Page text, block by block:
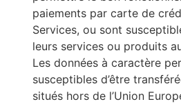
paiements par carte de
Services, ou sont
leurs services ou produits
Les données à caractère
susceptibles d’être
situés hors de l’Union